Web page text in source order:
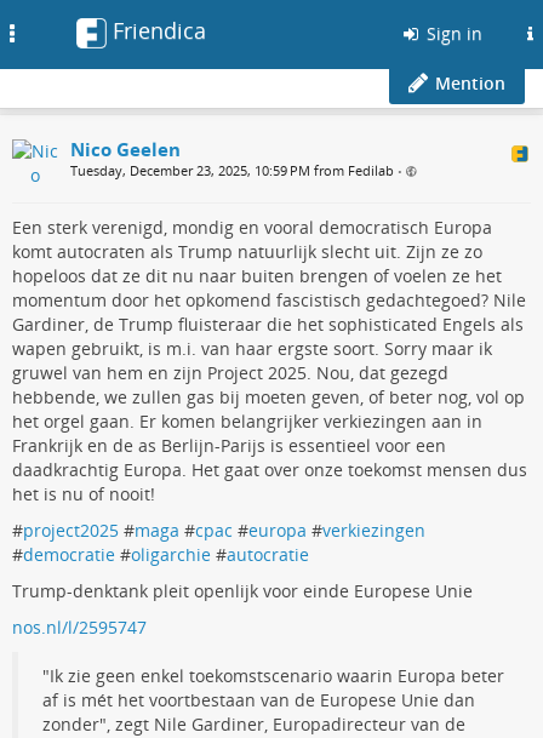
Friendica Sign in
Mention
Nico Geelen
Tuesday, December 23, 2025, 10:59 PM from Fedilab •
Een sterk verenigd, mondig en vooral democratisch Europa
komt autocraten als Trump natuurlijk slecht uit. Zijn ze zo
hopeloos dat ze dit nu naar buiten brengen of voelen ze het
momentum door het opkomend fascistisch gedachtegoed? Nile
Gardiner, de Trump fluisteraar die het sophisticated Engels als
wapen gebruikt, is m.i. van haar ergste soort. Sorry maar ik
gruwel van hem en zijn Project 2025. Nou, dat gezegd
hebbende, we zullen gas bij moeten geven, of beter nog, vol op
het orgel gaan. Er komen belangrijker verkiezingen aan in
Frankrijk en de as Berlijn-Parijs is essentieel voor een
daadkrachtig Europa. Het gaat over onze toekomst mensen dus
het is nu of nooit!
#project2025 #maga #cpac #europa #verkiezingen
#democratie #oligarchie #autocratie
Trump-denktank pleit openlijk voor einde Europese Unie
nos.nl/l/2595747
"Ik zie geen enkel toekomstscenario waarin Europa beter
af is mét het voortbestaan van de Europese Unie dan
zonder", zegt Nile Gardiner, Europadirecteur van de